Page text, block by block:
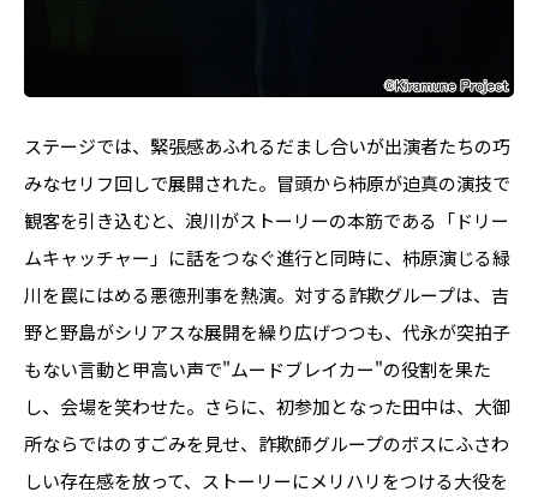
ステージでは、緊張感あふれるだまし合いが出演者たちの巧
みなセリフ回しで展開された。冒頭から柿原が迫真の演技で
観客を引き込むと、浪川がストーリーの本筋である「ドリー
ムキャッチャー」に話をつなぐ進行と同時に、柿原演じる緑
川を罠にはめる悪徳刑事を熱演。対する詐欺グループは、吉
野と野島がシリアスな展開を繰り広げつつも、代永が突拍子
もない言動と甲高い声で"ムードブレイカー"の役割を果た
し、会場を笑わせた。さらに、初参加となった田中は、大御
所ならではのすごみを見せ、詐欺師グループのボスにふさわ
しい存在感を放って、ストーリーにメリハリをつける大役を